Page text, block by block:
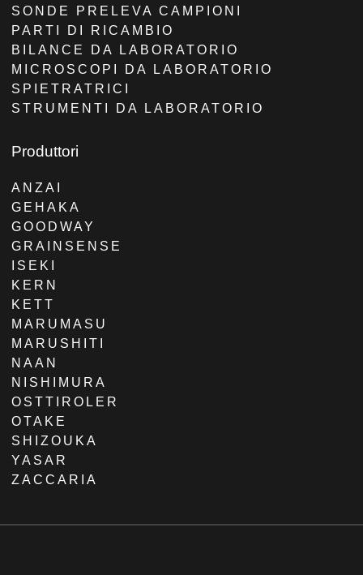
SONDE PRELEVA CAMPIONI
PARTI DI RICAMBIO
BILANCE DA LABORATORIO
MICROSCOPI DA LABORATORIO
SPIETRATRICI
STRUMENTI DA LABORATORIO
Produttori
ANZAI
GEHAKA
GOODWAY
GRAINSENSE
ISEKI
KERN
KETT
MARUMASU
MARUSHITI
NAAN
NISHIMURA
OSTTIROLER
OTAKE
SHIZOUKA
YASAR
ZACCARIA